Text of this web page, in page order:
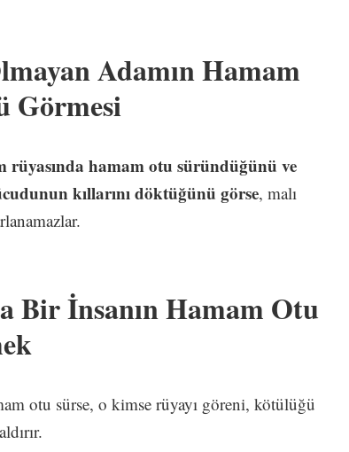
Adamın Hamam
Görmesi
rüyasında hamam otu süründüğünü ve
kıllarını döktüğünü görse, malı
Bir İnsanın Hamam Otu
otu sürse, o kimse rüyayı göreni, kötülüğü